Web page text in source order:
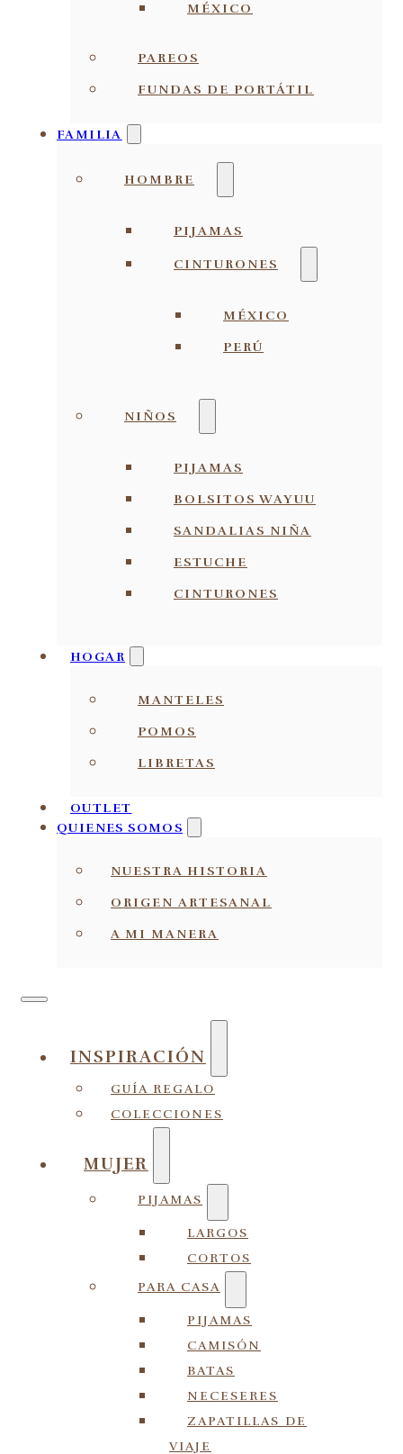
MÉXICO
PAREOS
FUNDAS DE PORTÁTIL
FAMILIA
HOMBRE
PIJAMAS
CINTURONES
MÉXICO
PERÚ
NIÑOS
PIJAMAS
BOLSITOS WAYUU
SANDALIAS NIÑA
ESTUCHE
CINTURONES
HOGAR
MANTELES
POMOS
LIBRETAS
OUTLET
QUIENES SOMOS
NUESTRA HISTORIA
ORIGEN ARTESANAL
A MI MANERA
INSPIRACIÓN
GUÍA REGALO
COLECCIONES
MUJER
PIJAMAS
LARGOS
CORTOS
PARA CASA
PIJAMAS
CAMISÓN
BATAS
NECESERES
ZAPATILLAS DE
VIAJE